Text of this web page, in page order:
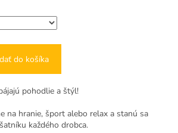
do košíka
pohodlie a štýl!
na hranie, šport alebo relax a stanú sa
každého drobca.